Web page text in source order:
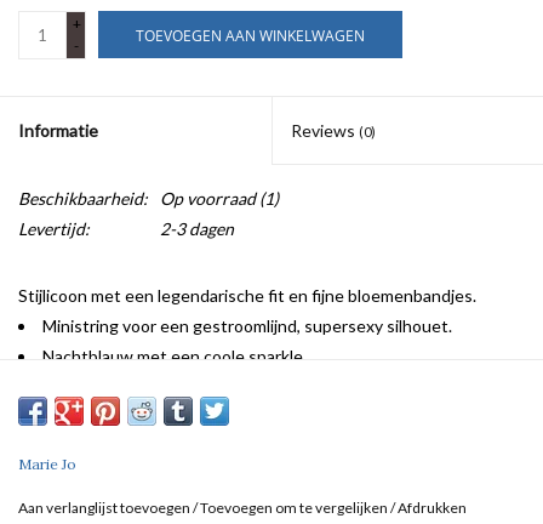
+
-
TOEVOEGEN AAN WINKELWAGEN
Informatie Reviews (0)
Beschikbaarheid: Op voorraad(1)
Levertijd:
2-3 dagen
Stijlicoon met een legendarische fit en fijne bloemenbandjes.
Ministring voor een gestroomlijnd, supersexy silhouet.
Nachtblauw met een coole sparkle.
Marie Jo
Aan verlanglijst toevoegen /Toevoegen om te vergelijken /Afdrukken